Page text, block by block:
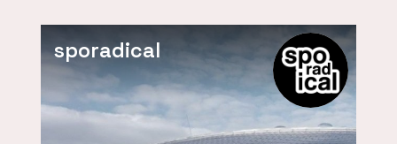
sporadical